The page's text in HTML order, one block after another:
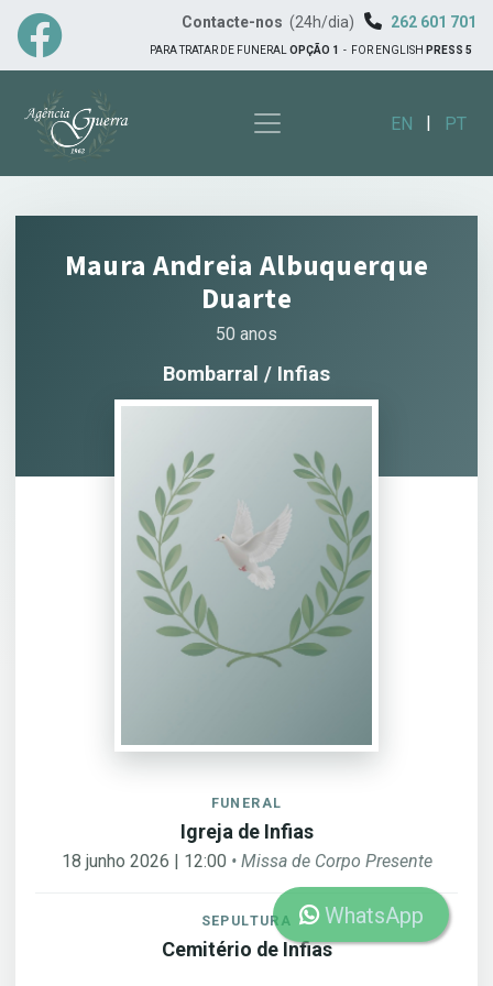
Contacte-nos (24h/dia) 262 601 701
PARA TRATAR DE FUNERAL OPÇÃO 1 - FOR ENGLISH PRESS 5
EN | PT
Maura Andreia Albuquerque
Duarte
50 anos
Bombarral / Infias
FUNERAL
Igreja de Infias
18 junho 2026 | 12:00 • Missa de Corpo Presente
SEPULTURA
Cemitério de Infias
WhatsApp